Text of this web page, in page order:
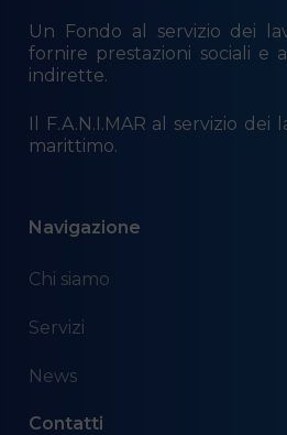
Un Fondo al servizio dei
fornire prestazioni sociali e
indirette.
Il F.A.N.I.MAR al servizio
marittimo.
Navigazione
Chi siamo
Servizi
News
Contatti